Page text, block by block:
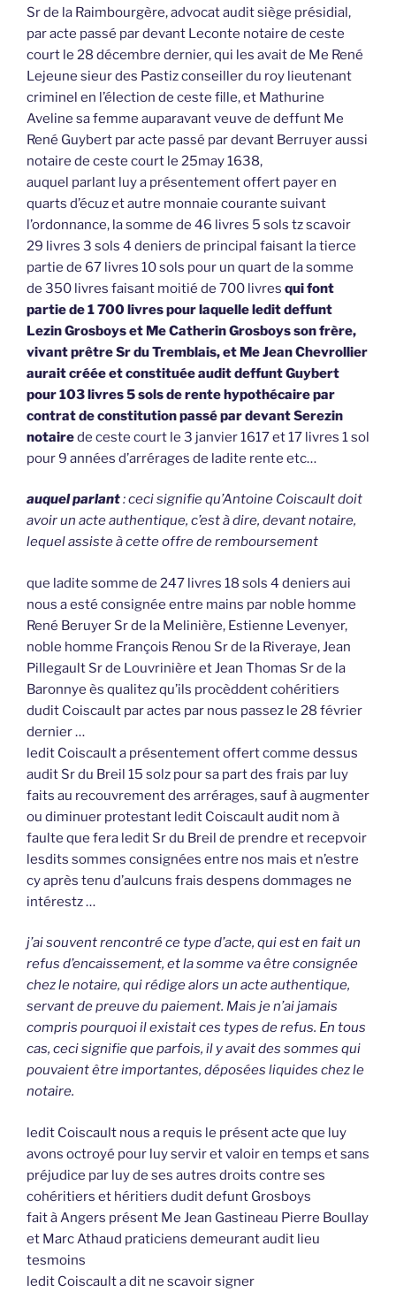
Sr de la Raimbourgère, advocat audit siège présidial,
par acte passé par devant Leconte notaire de ceste
court le 28 décembre dernier, qui les avait de Me René
Lejeune sieur des Pastiz conseiller du roy lieutenant
criminel en l’élection de ceste fille, et Mathurine
Aveline sa femme auparavant veuve de deffunt Me
René Guybert par acte passé par devant Berruyer aussi
notaire de ceste court le 25may 1638,
auquel parlant luy a présentement offert payer en
quarts d’écuz et autre monnaie courante suivant
l’ordonnance, la somme de 46 livres 5 sols tz scavoir
29 livres 3 sols 4 deniers de principal faisant la tierce
partie de 67 livres 10 sols pour un quart de la somme
de 350 livres faisant moitié de 700 livres qui font
partie de 1 700 livres pour laquelle ledit deffunt
Lezin Grosboys et Me Catherin Grosboys son frère,
vivant prêtre Sr du Tremblais, et Me Jean Chevrollier
aurait créée et constituée audit deffunt Guybert
pour 103 livres 5 sols de rente hypothécaire par
contrat de constitution passé par devant Serezin
notairede ceste court le 3 janvier 1617 et 17 livres 1 sol
pour 9 années d’arrérages de ladite rente etc…
auquel parlant: ceci signifie qu’Antoine Coiscault doit
avoir un acte authentique, c’est à dire, devant notaire,
lequel assiste à cette offre de remboursement
que ladite somme de 247 livres 18 sols 4 deniers aui
nous a esté consignée entre mains par noble homme
René Beruyer Sr de la Melinière, Estienne Levenyer,
noble homme François Renou Sr de la Riveraye, Jean
Pillegault Sr de Louvrinière et Jean Thomas Sr de la
Baronnye ès qualitez qu’ils procèddent cohéritiers
dudit Coiscault par actes par nous passez le 28 février
dernier …
ledit Coiscault a présentement offert comme dessus
audit Sr du Breil 15 solz pour sa part des frais par luy
faits au recouvrement des arrérages, sauf à augmenter
ou diminuer protestant ledit Coiscault audit nom à
faulte que fera ledit Sr du Breil de prendre et recepvoir
lesdits sommes consignées entre nos mais et n’estre
cy après tenu d’aulcuns frais despens dommages ne
intérestz …
j’ai souvent rencontré ce type d’acte, qui est en fait un
refus d’encaissement, et la somme va être consignée
chez le notaire, qui rédige alors un acte authentique,
servant de preuve du paiement. Mais je n’ai jamais
compris pourquoi il existait ces types de refus. En tous
cas, ceci signifie que parfois, il y avait des sommes qui
pouvaient être importantes, déposées liquides chez le
notaire.
ledit Coiscault nous a requis le présent acte que luy
avons octroyé pour luy servir et valoir en temps et sans
préjudice par luy de ses autres droits contre ses
cohéritiers et héritiers dudit defunt Grosboys
fait à Angers présent Me Jean Gastineau Pierre Boullay
et Marc Athaud praticiens demeurant audit lieu
tesmoins
ledit Coiscault a dit ne scavoir signer